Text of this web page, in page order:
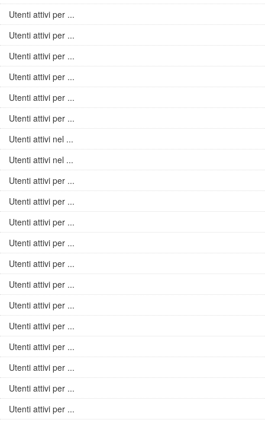
Utenti attivi per ...
Utenti attivi per ...
Utenti attivi per ...
Utenti attivi per ...
Utenti attivi per ...
Utenti attivi per ...
Utenti attivi nel ...
Utenti attivi nel ...
Utenti attivi per ...
Utenti attivi per ...
Utenti attivi per ...
Utenti attivi per ...
Utenti attivi per ...
Utenti attivi per ...
Utenti attivi per ...
Utenti attivi per ...
Utenti attivi per ...
Utenti attivi per ...
Utenti attivi per ...
Utenti attivi per ...